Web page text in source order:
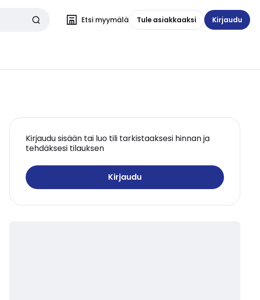
Etsi myymälä Tule asiakkaaksi Kirjaudu
Kirjaudu sisään tai luo tili tarkistaaksesi hinnan ja
tehdäksesi tilauksen
Kirjaudu